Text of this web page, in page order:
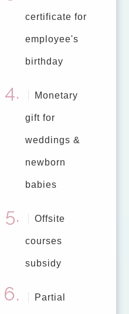
certificate for
employee's
birthday
Monetary
gift for
weddings &
newborn
babies
Offsite
courses
subsidy
Partial